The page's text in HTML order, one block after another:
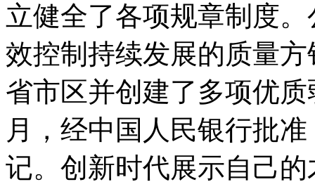
立健全了各项规章制度
效控制持续发展的质量
省市区并创建了多项优
月，经中国人民银行批
记。创新时代展示自己